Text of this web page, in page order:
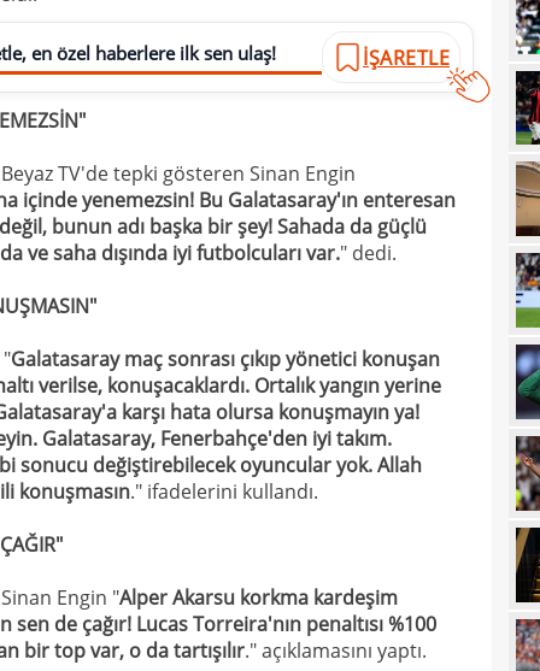
en özel haberlere ilk sen ulaş! İŞARETLE
TV'de tepki gösteren Sinan Engin
içinde yenemezsin! Bu Galatasaray'ın enteresan
bunun adı başka bir şey! Sahada da güçlü
ve saha dışında iyi futbolcuları var." dedi.
Galatasaray maç sonrası çıkıp yönetici konuşan
verilse, konuşacaklardı. Ortalık yangın yerine
karşı hata olursa konuşmayın ya!
Galatasaray, Fenerbahçe'den iyi takım.
sonucu değiştirebilecek oyuncular yok. Allah
konuşmasın." ifadelerini kullandı.
Engin "Alper Akarsu korkma kardeşim
de çağır! Lucas Torreira'nın penaltısı %100
bir top var, o da tartışılır." açıklamasını yaptı.
Ligi